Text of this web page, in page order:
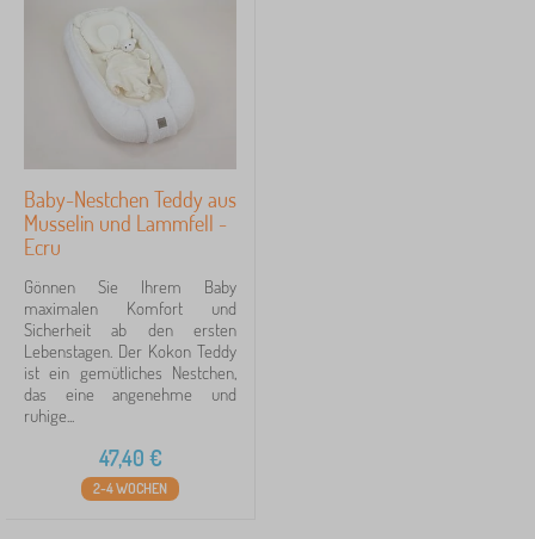
Baby-Nestchen Teddy aus
Musselin und Lammfell -
Ecru
Gönnen Sie Ihrem Baby
maximalen Komfort und
Sicherheit ab den ersten
Lebenstagen. Der Kokon Teddy
ist ein gemütliches Nestchen,
das eine angenehme und
ruhige...
47,40 €
2-4 WOCHEN